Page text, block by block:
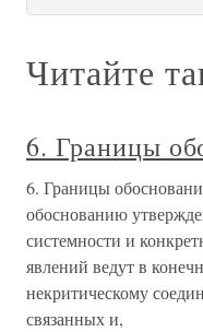
Читайте
6. Границы
6. Границы
обоснованию
системности и
явлений ведут в
некритическому
связанных и,